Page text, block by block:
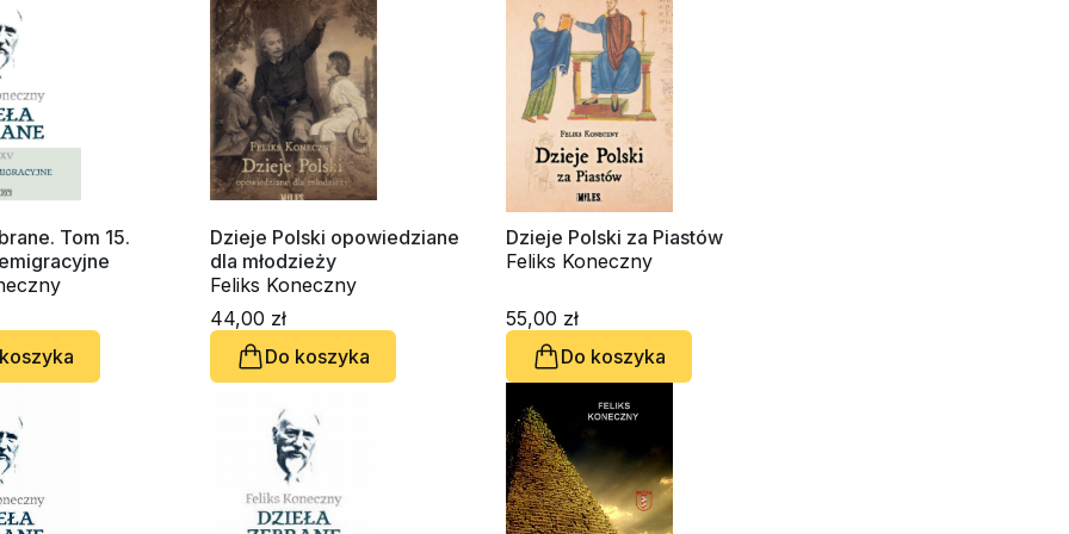
Tom 15.
Dzieje Polski opowiedziane
dla młodzieży
Feliks Koneczny
44,00 zł
Do koszyka
Dzieje Polski za Piastów
Feliks Koneczny
55,00 zł
Do koszyka